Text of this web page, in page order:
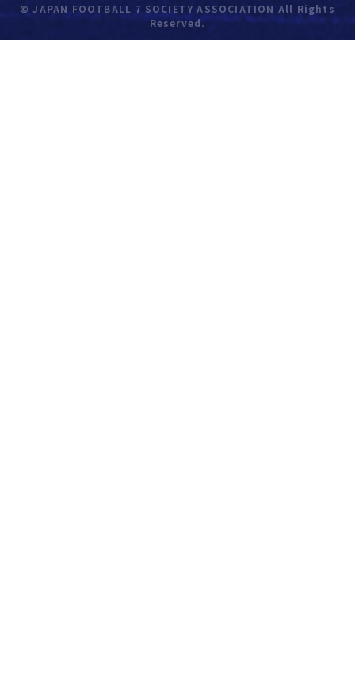
© JAPAN FOOTBALL 7 SOCIETY ASSOCIATION All Rights
Reserved.